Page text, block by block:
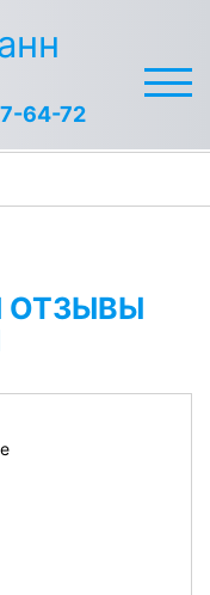
64-72
ОТЗЫВЫ